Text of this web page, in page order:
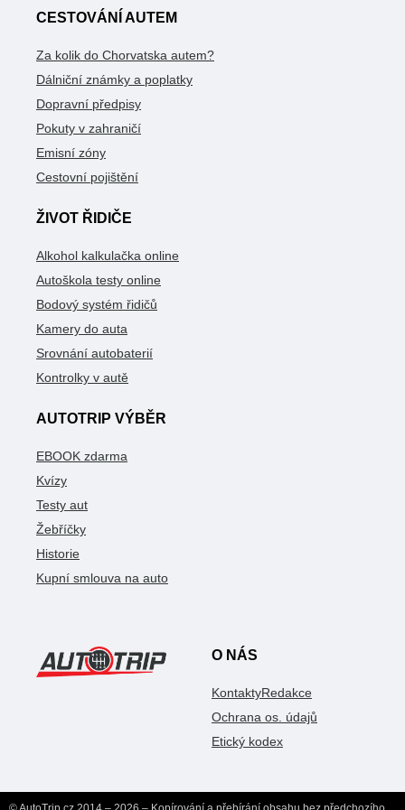
CESTOVÁNÍ AUTEM
Za kolik do Chorvatska autem?
Dálniční známky a poplatky
Dopravní předpisy
Pokuty v zahraničí
Emisní zóny
Cestovní pojištění
ŽIVOT ŘIDIČE
Alkohol kalkulačka online
Autoškola testy online
Bodový systém řidičů
Kamery do auta
Srovnání autobaterií
Kontrolky v autě
AUTOTRIP VÝBĚR
EBOOK zdarma
Kvízy
Testy aut
Žebříčky
Historie
Kupní smlouva na auto
O NÁS
KontaktyRedakce
Ochrana os. údajů
Etický kodex